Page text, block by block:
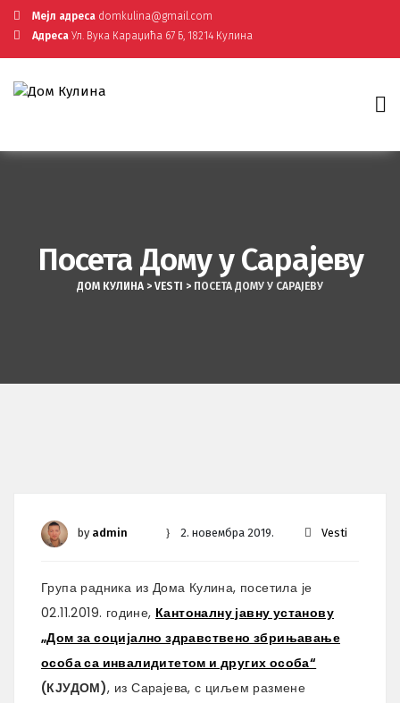
Мејл адреса domkulina@gmail.com
Адреса Ул. Вука Караџића 67 Б, 18214 Кулина
Посета Дому у Сарајеву
ДОМ КУЛИНА > VESTI > ПОСЕТА ДОМУ У САРАЈЕВУ
by admin 2. новембра 2019. Vesti
Група радника из Дома Кулина, посетила је
02.11.2019. године, Кантоналну јавну установу
„Дом за социјално здравствено збрињавање
особа са инвалидитетом и других особа“
(КЈУДОМ), из Сарајева, с циљем размене